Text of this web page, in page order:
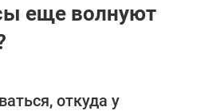
еще волнуют
откуда у